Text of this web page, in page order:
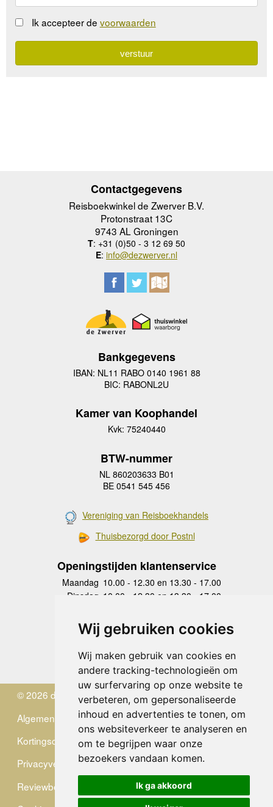
Wij gebruiken cookies
Wij maken gebruik van cookies en
andere tracking-technologieën om
uw surfervaring op onze website te
verbeteren, om gepersonaliseerde
inhoud en advertenties te tonen, om
ons websiteverkeer te analyseren en
om te begrijpen waar onze
bezoekers vandaan komen.
Ik ga akkoord
Ik accepteer de voorwaarden
Contactgegevens
Reisboekwinkel de Zwerver B.V.
Protonstraat 13C
9743 AL Groningen
T: +31 (0)50 - 3 12 69 50
E: info@dezwerver.nl
Bankgegevens
IBAN: NL11 RABO 0140 1961 88
BIC: RABONL2U
Kamer van Koophandel
Kvk: 75240440
BTW-nummer
NL 860203633 B01
BE 0541 545 456
Vereniging van Reisboekhandels
Thuisbezorgd door Postnl
Openingstijden klantenservice
Maandag 10.00 - 12.30 en 13.30 - 17.00
Dinsdag 10.00 - 12.30 en 13.30 - 17.00
Donderdag
10.00 - 12.30 en 13.30 - 17.00
Vrijdag 10.00 - 12.30 en 13.30 - 17.00
Zaterdag
gesloten
Zondag gesloten
© 2026 de Zwerver
Algemene Voorwaarden
Kortingscode
Privacyverklaring
Reviewbeleid